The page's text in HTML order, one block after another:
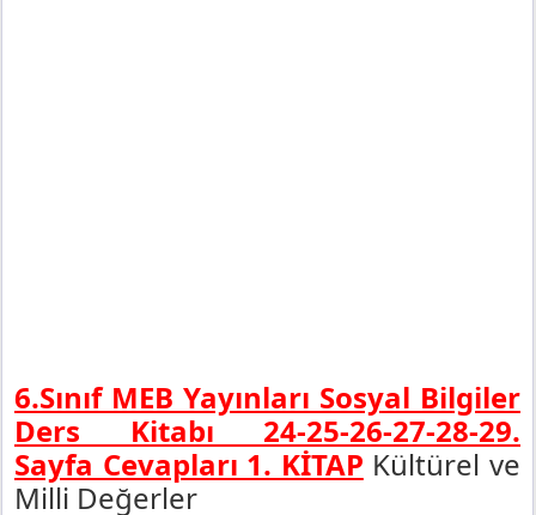
6.Sınıf MEB Yayınları Sosyal Bilgiler
Ders Kitabı 24-25-26-27-28-29.
Sayfa Cevapları 1. KİTAP Kültürel ve
Milli Değerler